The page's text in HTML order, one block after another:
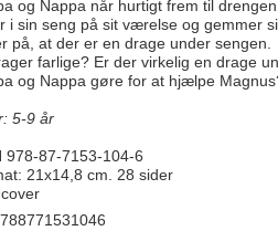
og Nappa når hurtigt frem til
i sin seng på sit værelse og gemmer
på, at der er en drage under sengen.
farlige? Er der virkelig en drage
og Nappa gøre for at hjælpe
5-9 år
978-87-7153-104-6
21x14,8 cm. 28 sider